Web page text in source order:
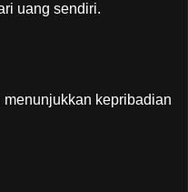
uang sendiri.
kepribadian